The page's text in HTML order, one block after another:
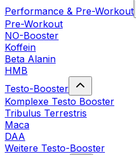
Performance & Pre-Workout
Pre-Workout
NO-Booster
Koffein
Beta Alanin
HMB
Testo-Booster
Komplexe Testo Booster
Tribulus Terrestris
Maca
DAA
Weitere Testo-Booster